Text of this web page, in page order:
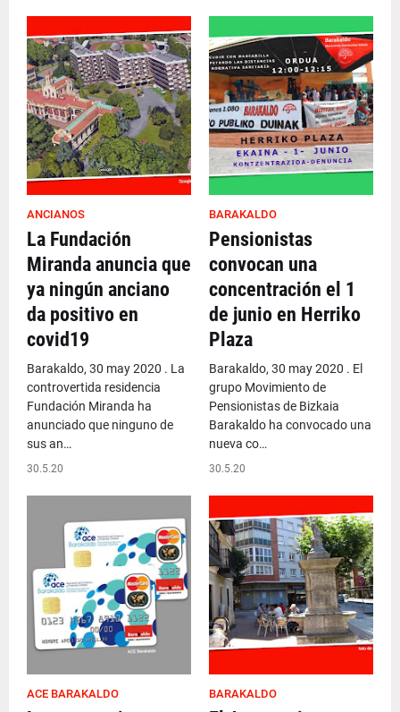
ANCIANOS
La Fundación
Miranda anuncia que
ya ningún anciano
da positivo en
covid19
Barakaldo, 30 may 2020 . La
controvertida residencia
Fundación Miranda ha
anunciado que ninguno de
sus an…
30.5.20
BARAKALDO
Pensionistas
convocan una
concentración el 1
de junio en Herriko
Plaza
Barakaldo, 30 may 2020 . El
grupo Movimiento de
Pensionistas de Bizkaia
Barakaldo ha convocado una
nueva co…
30.5.20
ACE BARAKALDO BARAKALDO